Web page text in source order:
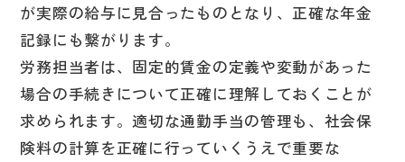
が実際の給与に見合ったものとなり、正確な年金
記録にも繋がります。
労務担当者は、固定的賃金の定義や変動があった
場合の手続きについて正確に理解しておくことが
求められます。適切な通勤手当の管理も、社会保
険料の計算を正確に行っていくうえで重要な